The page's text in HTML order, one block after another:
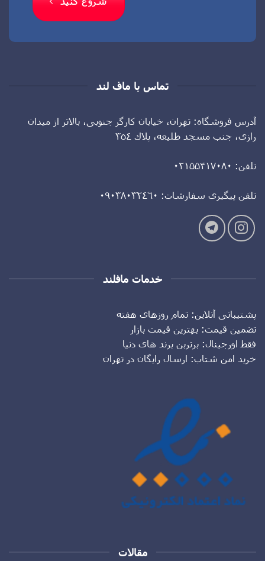
تماس با ماف لند
آدرس فروشگاه: تهران، خيابان كارگر جنوبى، بالاتر از ميدان
رازى، جنب مسجد طليعه، پلاك ٣٥٤
تلفن: ۰۲۱۵۵۴۱۷۰۸۰
تلفن پيگيرى سفارشات: ٠٩٠٣٨٠٣٢٤٦٠
خدمات مافلند
پشتیبانی آنلاین: تمام روزهای هفته
تضمین قیمت: بهترین قیمت بازار
فقط اورجینال: برتربن برند های دنیا
خرید امن شتاب: ارسال رایگان در تهران
مقالات